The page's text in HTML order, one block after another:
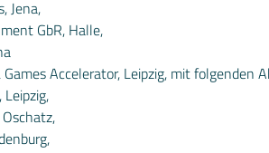
Jena,
GbR, Halle,
Accelerator, Leipzig, mit folgenden